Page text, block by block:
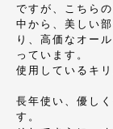
ですが、こちら
中から、美しい
り、高価なオー
っています。
使用しているキ
長年使い、優し
す。